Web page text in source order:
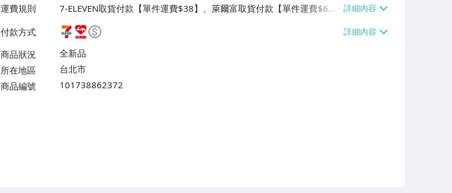
運費規則
7-ELEVEN取貨付款【單件運費$38】、萊爾富取貨付款【單件運費$6
0】、宅配/貨運【單件運費$130】
付款方式
商品狀況
全新品
所在地區
台北市
商品編號
101738862372